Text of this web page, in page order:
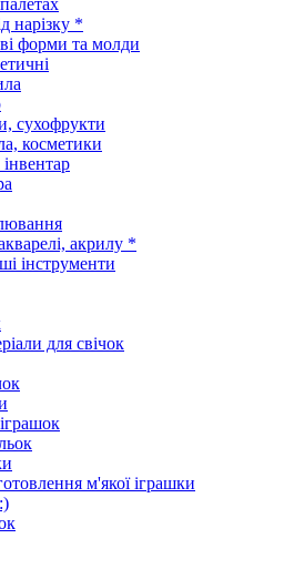
нарізку *
форми та молди
сухофрукти
косметики
акрилу *
інструменти
для свічок
м'якої іграшки